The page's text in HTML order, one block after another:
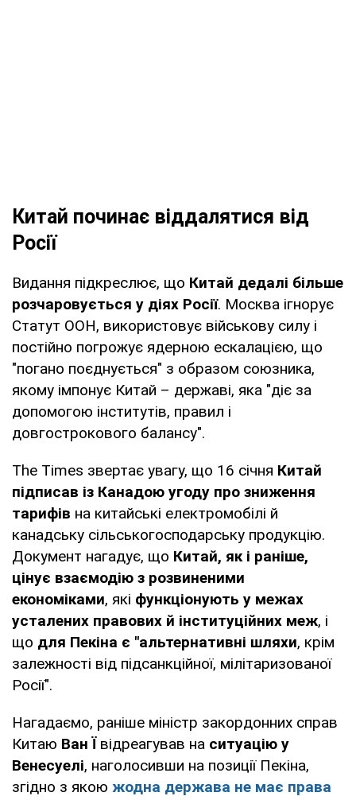
Китай починає віддалятися від
Росії
Видання підкреслює, що Китай дедалі більше
розчаровується у діях Росії. Москва ігнорує
Статут ООН, використовує військову силу і
постійно погрожує ядерною ескалацією, що
"погано поєднується" з образом союзника,
якому імпонує Китай – державі, яка "діє за
допомогою інститутів, правил і
довгострокового балансу".
The Times звертає увагу, що 16 січня Китай
підписав із Канадою угоду про зниження
тарифів на китайські електромобілі й
канадську сільськогосподарську продукцію.
Документ нагадує, що Китай, як і раніше,
цінує взаємодію з розвиненими
економіками, які функціонують у межах
усталених правових й інституційних меж, і
що для Пекіна є "альтернативні шляхи, крім
залежності від підсанкційної, мілітаризованої
Росії".
Нагадаємо, раніше міністр закордонних справ
Китаю Ван Ї відреагував на ситуацію у
Венесуелі, наголосивши на позиції Пекіна,
згідно з якою жодна держава не має права